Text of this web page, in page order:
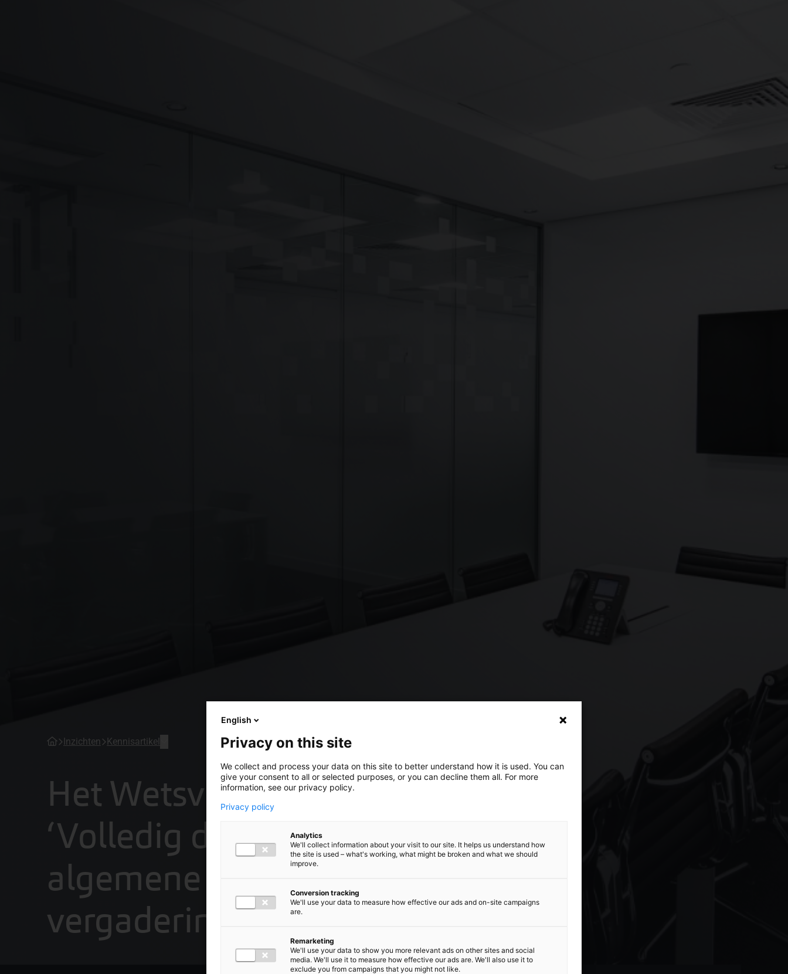
Inzichten Kennisartikel
Het Wetsvoorstel
‘Volledig digitale
algemene
vergadering’
English
Privacy on this site
We collect and process your data on this site to better understand how it is used. You can
give your consent to all or selected purposes, or you can decline them all. For more
information, see our privacy policy.
Privacy policy
Analytics
We'll collect information about your visit to our site. It helps us understand how
the site is used – what's working, what might be broken and what we should
improve.
Conversion tracking
We'll use your data to measure how effective our ads and on-site campaigns
are.
Remarketing
We'll use your data to show you more relevant ads on other sites and social
media. We'll use it to measure how effective our ads are. We'll also use it to
exclude you from campaigns that you might not like.